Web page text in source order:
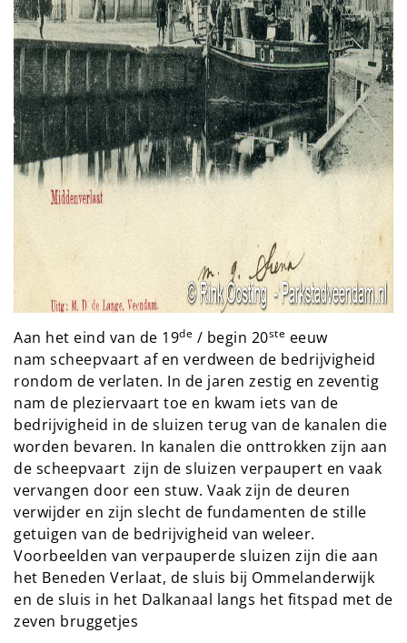
Aan het eind van de 19de / begin 20ste eeuw
nam scheepvaart af en verdween de bedrijvigheid
rondom de verlaten. In de jaren zestig en zeventig
nam de pleziervaart toe en kwam iets van de
bedrijvigheid in de sluizen terug van de kanalen die
worden bevaren. In kanalen die onttrokken zijn aan
de scheepvaart zijn de sluizen verpaupert en vaak
vervangen door een stuw. Vaak zijn de deuren
verwijder en zijn slecht de fundamenten de stille
getuigen van de bedrijvigheid van weleer.
Voorbeelden van verpauperde sluizen zijn die aan
het Beneden Verlaat, de sluis bij Ommelanderwijk
en de sluis in het Dalkanaal langs het fitspad met de
zeven bruggetjes